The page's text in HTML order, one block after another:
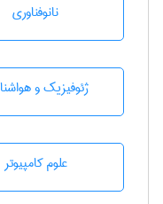
نانوفناوری
ژئوفيزيك و
علوم کامپیوتر